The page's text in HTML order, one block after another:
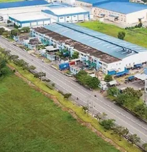
báo VTV:024.66 897 897
cáo:024-7300.7108